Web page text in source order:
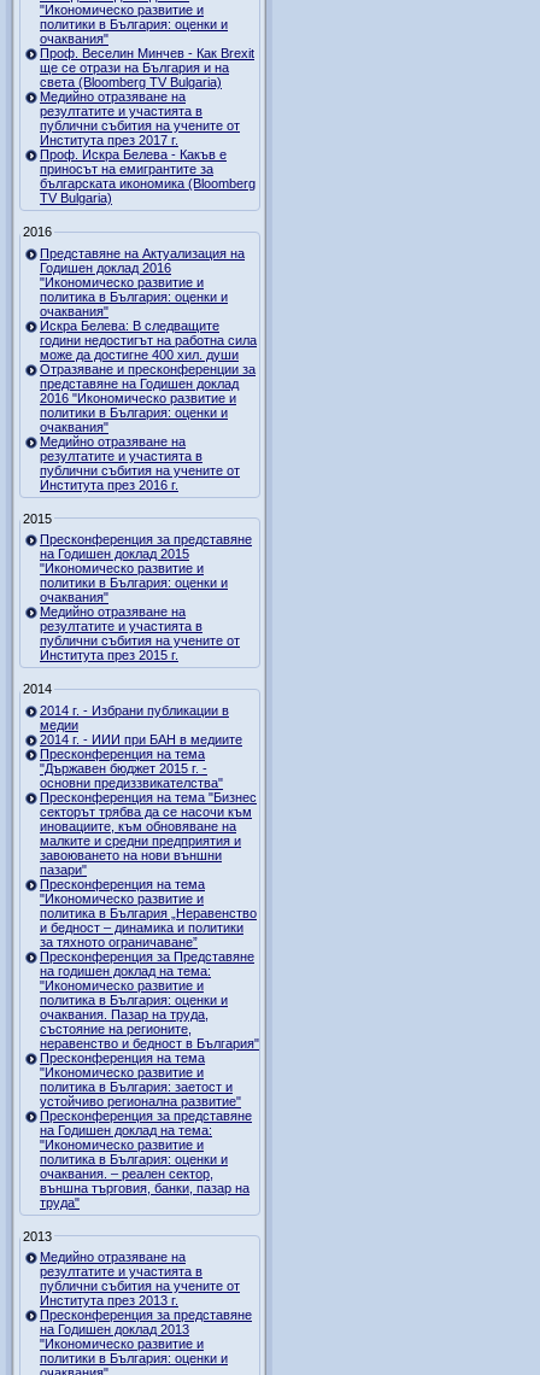
"Икономическо развитие и
политики в България: оценки и
очаквания"
Проф. Веселин Минчев - Как Brexit
ще се отрази на България и на
света (Bloomberg TV Bulgaria)
Медийно отразяване на
резултатите и участията в
публични събития на учените от
Института през 2017 г.
Проф. Искра Белева - Какъв е
приносът на емигрантите за
българската икономика (Bloomberg
TV Bulgaria)
2016
Представяне на Актуализация на
Годишен доклад 2016
"Икономическо развитие и
политика в България: оценки и
очаквания"
Искра Белева: В следващите
години недостигът на работна сила
може да достигне 400 хил. души
Отразяване и пресконференции за
представяне на Годишен доклад
2016 "Икономическо развитие и
политики в България: оценки и
очаквания"
Медийно отразяване на
резултатите и участията в
публични събития на учените от
Института през 2016 г.
2015
Пресконференция за представяне
на Годишен доклад 2015
"Икономическо развитие и
политики в България: оценки и
очаквания"
Медийно отразяване на
резултатите и участията в
публични събития на учените от
Института през 2015 г.
2014
2014 г. - Избрани публикации в
медии
2014 г. - ИИИ при БАН в медиите
Пресконференция на тема
"Държавен бюджет 2015 г. -
основни предиззвикателства"
Пресконференция на тема "Бизнес
секторът трябва да се насочи към
иновациите, към обновяване на
малките и средни предприятия и
завоюването на нови външни
пазари"
Пресконференция на тема
"Икономическо развитие и
политика в България „Неравенство
и бедност – динамика и политики
за тяхното ограничаване”
Пресконференция за Представяне
на годишен доклад на тема:
"Икономическо развитие и
политика в България: оценки и
очаквания. Пазар на труда,
състояние на регионите,
неравенство и бедност в България"
Пресконференция на тема
"Икономическо развитие и
политика в България: заетост и
устойчиво регионална развитие"
Пресконференция за представяне
на Годишен доклад на тема:
"Икономическо развитие и
политика в България: оценки и
очаквания. – реален сектор,
външна търговия, банки, пазар на
труда"
2013
Медийно отразяване на
резултатите и участията в
публични събития на учените от
Института през 2013 г.
Пресконференция за представяне
на Годишен доклад 2013
"Икономическо развитие и
политики в България: оценки и